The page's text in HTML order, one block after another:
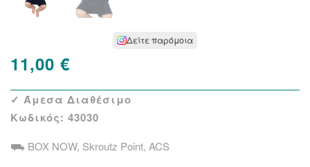
Δείτε παρόμοια
11,00 €
✓ Άμεσα Διαθέσιμο
Κωδικός: 43030
⛟ BOX NOW, Skroutz Point, ACS